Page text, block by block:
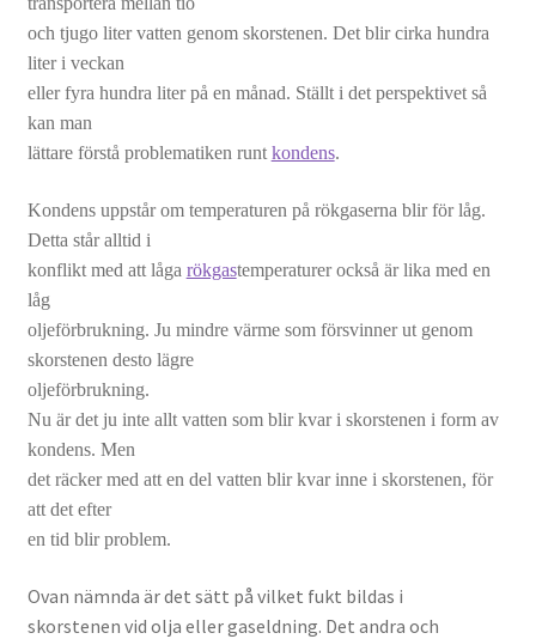
och tjugo liter vatten genom skorstenen. Det blir cirka hundra
liter i veckan
eller fyra hundra liter på en månad. Ställt i det perspektivet så
kan man
lättare förstå problematiken runt kondens.
Kondens uppstår om temperaturen på rökgaserna blir för låg.
Detta står alltid i
konflikt med att låga rökgastemperaturer också är lika med en
låg
oljeförbrukning. Ju mindre värme som försvinner ut genom
skorstenen desto lägre
oljeförbrukning.
Nu är det ju inte allt vatten som blir kvar i skorstenen i form av
kondens. Men
det räcker med att en del vatten blir kvar inne i skorstenen, för
att det efter
en tid blir problem.
Ovan nämnda är det sätt på vilket fukt bildas i
skorstenen vid olja eller gaseldning. Det andra och